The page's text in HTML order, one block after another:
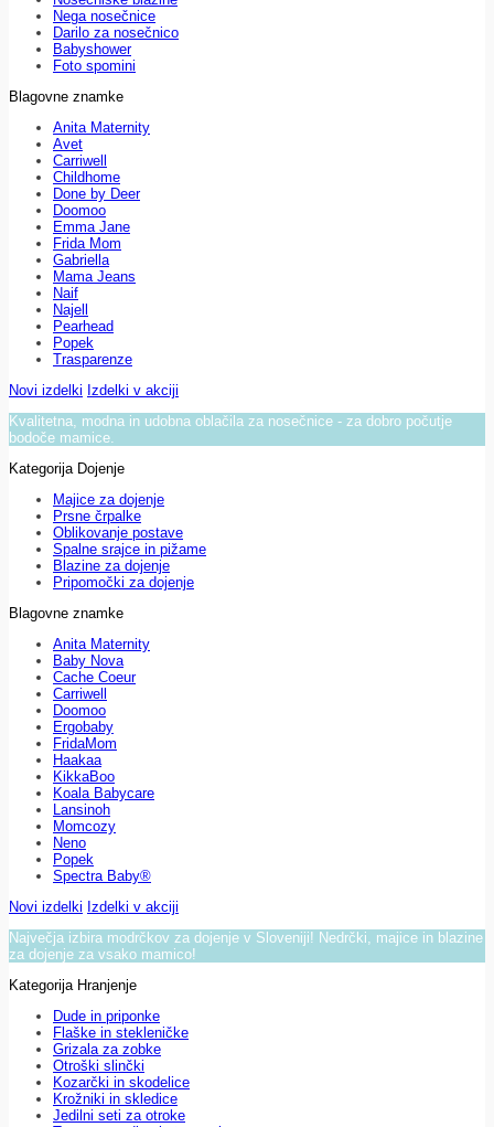
Nega nosečnice
Darilo za nosečnico
Babyshower
Foto spomini
Blagovne znamke
Anita Maternity
Avet
Carriwell
Childhome
Done by Deer
Doomoo
Emma Jane
Frida Mom
Gabriella
Mama Jeans
Naif
Najell
Pearhead
Popek
Trasparenze
Novi izdelki Izdelki v akciji
Kvalitetna, modna in udobna oblačila za nosečnice - za dobro počutje
bodoče mamice.
Kategorija Dojenje
Majice za dojenje
Prsne črpalke
Oblikovanje postave
Spalne srajce in pižame
Blazine za dojenje
Pripomočki za dojenje
Blagovne znamke
Anita Maternity
Baby Nova
Cache Coeur
Carriwell
Doomoo
Ergobaby
FridaMom
Haakaa
KikkaBoo
Koala Babycare
Lansinoh
Momcozy
Neno
Popek
Spectra Baby®
Novi izdelki Izdelki v akciji
Največja izbira modrčkov za dojenje v Sloveniji! Nedrčki, majice in blazine
za dojenje za vsako mamico!
Kategorija Hranjenje
Dude in priponke
Flaške in stekleničke
Grizala za zobke
Otroški slinčki
Kozarčki in skodelice
Krožniki in skledice
Jedilni seti za otroke